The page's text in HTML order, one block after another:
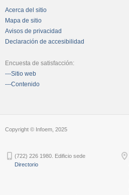
Acerca del sitio
Mapa de sitio
Avisos de privacidad
Declaración de accesibilidad
Encuesta de satisfacción:
---Sitio web
---Contenido
Copyright © Infoem, 2025
(722) 226 1980. Edificio sede
Directorio